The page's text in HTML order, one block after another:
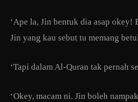
‘Ape la, Jin bentuk dia asap okey!
Jin yang kau sebut tu memang
‘Tapi dalam Al-Quran tak pernah
‘Okey, macam ni. Jin boleh